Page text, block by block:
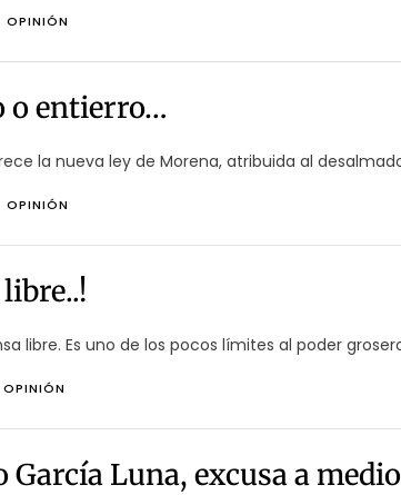
OPINIÓN
o entierro…
la nueva ley de Morena, atribuida al
OPINIÓN
libre. Es uno de los pocos límites al poder
OPINIÓN
García Luna, excusa a